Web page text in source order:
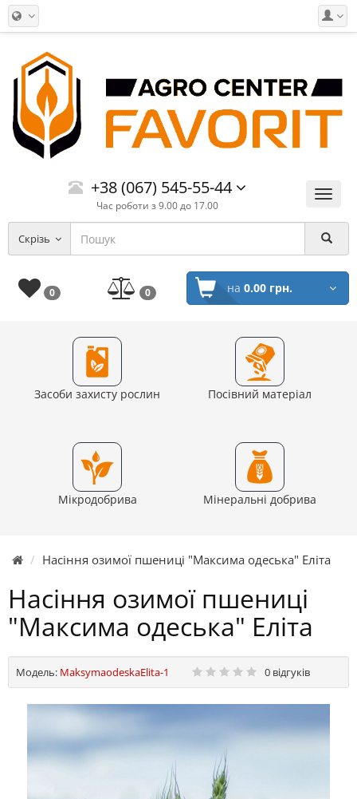
Меню
+38 (067) 545-55-44
Час роботи з 9.00 до 17.00
Скрізь
0 0 на 0.00 грн.
Засоби захисту рослин Посівний матеріал
Мікродобрива Мінеральні добрива
Насіння озимої пшениці "Максима одеська" Еліта
Насіння озимої пшениці
"Максима одеська" Еліта
Модель: MaksymaodeskaElita-1 0 відгуків